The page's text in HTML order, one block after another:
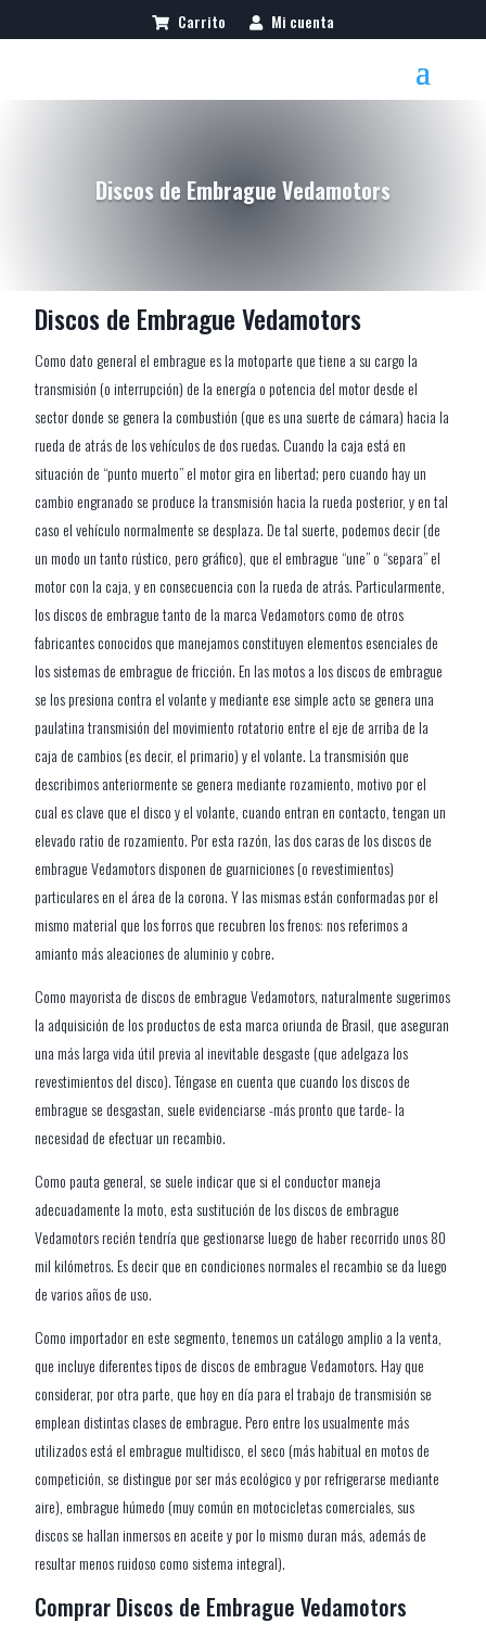
Carrito Mi cuenta
Discos de Embrague Vedamotors
Discos de Embrague Vedamotors
Como dato general el embrague es la motoparte que tiene a su cargo la
transmisión (o interrupción) de la energía o potencia del motor desde el
sector donde se genera la combustión (que es una suerte de cámara) hacia la
rueda de atrás de los vehículos de dos ruedas. Cuando la caja está en
situación de “punto muerto” el motor gira en libertad; pero cuando hay un
cambio engranado se produce la transmisión hacia la rueda posterior, y en tal
caso el vehículo normalmente se desplaza. De tal suerte, podemos decir (de
un modo un tanto rústico, pero gráfico), que el embrague “une” o “separa” el
motor con la caja, y en consecuencia con la rueda de atrás. Particularmente,
los discos de embrague tanto de la marca Vedamotors como de otros
fabricantes conocidos que manejamos constituyen elementos esenciales de
los sistemas de embrague de fricción. En las motos a los discos de embrague
se los presiona contra el volante y mediante ese simple acto se genera una
paulatina transmisión del movimiento rotatorio entre el eje de arriba de la
caja de cambios (es decir, el primario) y el volante. La transmisión que
describimos anteriormente se genera mediante rozamiento, motivo por el
cual es clave que el disco y el volante, cuando entran en contacto, tengan un
elevado ratio de rozamiento. Por esta razón, las dos caras de los discos de
embrague Vedamotors disponen de guarniciones (o revestimientos)
particulares en el área de la corona. Y las mismas están conformadas por el
mismo material que los forros que recubren los frenos: nos referimos a
amianto más aleaciones de aluminio y cobre.
Como mayorista de discos de embrague Vedamotors, naturalmente sugerimos
la adquisición de los productos de esta marca oriunda de Brasil, que aseguran
una más larga vida útil previa al inevitable desgaste (que adelgaza los
revestimientos del disco). Téngase en cuenta que cuando los discos de
embrague se desgastan, suele evidenciarse -más pronto que tarde- la
necesidad de efectuar un recambio.
Como pauta general, se suele indicar que si el conductor maneja
adecuadamente la moto, esta sustitución de los discos de embrague
Vedamotors recién tendría que gestionarse luego de haber recorrido unos 80
mil kilómetros. Es decir que en condiciones normales el recambio se da luego
de varios años de uso.
Como importador en este segmento, tenemos un catálogo amplio a la venta,
que incluye diferentes tipos de discos de embrague Vedamotors. Hay que
considerar, por otra parte, que hoy en día para el trabajo de transmisión se
emplean distintas clases de embrague. Pero entre los usualmente más
utilizados está el embrague multidisco, el seco (más habitual en motos de
competición, se distingue por ser más ecológico y por refrigerarse mediante
aire), embrague húmedo (muy común en motocicletas comerciales, sus
discos se hallan inmersos en aceite y por lo mismo duran más, además de
resultar menos ruidoso como sistema integral).
Comprar Discos de Embrague Vedamotors